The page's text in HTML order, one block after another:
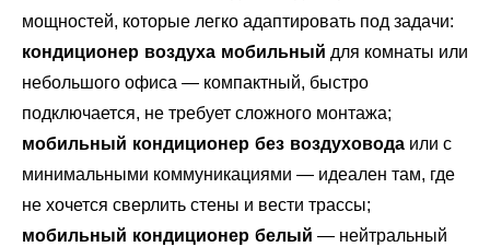
мощностей, которые легко адаптировать под задачи:
кондиционер воздуха мобильный для комнаты или
небольшого офиса — компактный, быстро
подключается, не требует сложного монтажа;
мобильный кондиционер без воздуховода или с
минимальными коммуникациями — идеален там, где
не хочется сверлить стены и вести трассы;
мобильный кондиционер белый — нейтральный